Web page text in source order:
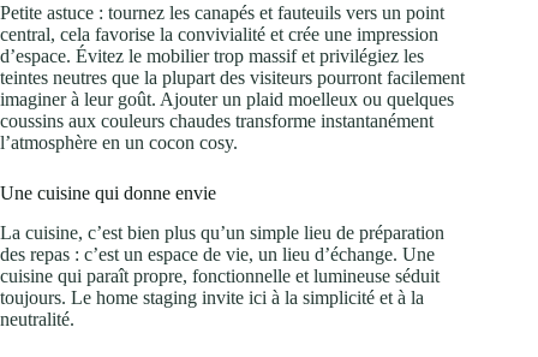
Petite astuce : tournez les canapés et fauteuils vers un point
central, cela favorise la convivialité et crée une impression
d’espace. Évitez le mobilier trop massif et privilégiez les
teintes neutres que la plupart des visiteurs pourront facilement
imaginer à leur goût. Ajouter un plaid moelleux ou quelques
coussins aux couleurs chaudes transforme instantanément
l’atmosphère en un cocon cosy.
Une cuisine qui donne envie
La cuisine, c’est bien plus qu’un simple lieu de préparation
des repas : c’est un espace de vie, un lieu d’échange. Une
cuisine qui paraît propre, fonctionnelle et lumineuse séduit
toujours. Le home staging invite ici à la simplicité et à la
neutralité.